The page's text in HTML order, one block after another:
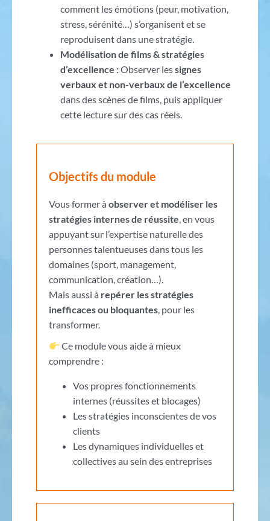
comment les émotions (peur, motivation,
stress, sérénité…) s’organisent et se
reproduisent dans une stratégie.
Modélisation de films & stratégies
d’excellence :Observer lessignes
verbaux et non-verbaux de l’excellence
dans des scènes de films, puis appliquer
cette lecture sur des cas réels.
Objectifs du module
Vous former à observer et modéliser les
stratégies internes de réussite, en vous
appuyant sur l’expertise naturelle des
personnes talentueuses dans tous les
domaines (sport, management,
communication, création…).
Mais aussi à repérer les stratégies
inefficaces ou bloquantes, pour les
transformer.
Ce module vous aide à mieux
comprendre :
Vos propres fonctionnements
internes (réussites et blocages)
Les stratégies inconscientes de vos
clients
Les dynamiques individuelles et
collectives au sein des entreprises